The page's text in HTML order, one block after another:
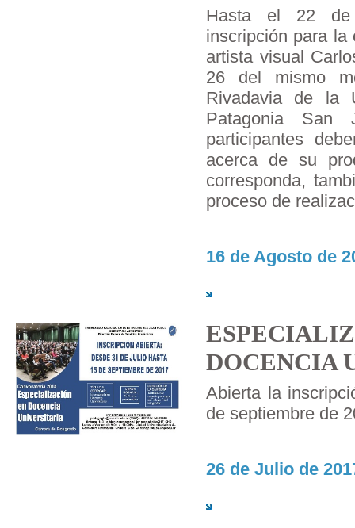
Hasta el 22 de
inscripción para
artista visual
26 del mismo
Rivadavia de la
Patagonia San
participantes
acerca de su
corresponda,
proceso de
16 de Agosto de
DOCENCIA
Abierta la
de septiembre de
26 de Julio de